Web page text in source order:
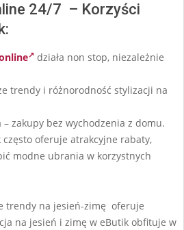
24/7 – Korzyści
działa non stop, niezależnie
trendy i różnorodność stylizacji na
zakupy bez wychodzenia z domu.
często oferuje atrakcyjne rabaty,
modne ubrania w korzystnych
trendy na jesień-zimę oferuje
na jesień i zimę w eButik obfituje w